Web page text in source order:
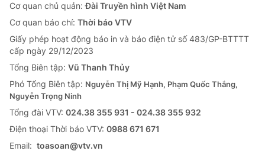
Cơ quan chủ quản:Đài Truyền hình Việt Nam
Cơ quan báo chí: Thời báo VTV
Giấy phép hoạt động báo in và báo điện tử số 483/GP-BTTTT
cấp ngày 29/12/2023
Tổng Biên tập: Vũ Thanh Thủy
Phó Tổng Biên tập: Nguyễn Thị Mỹ Hạnh, Phạm Quốc Thắng,
Nguyễn Trọng Ninh
Tổng đài VTV: 024.38 355 931 - 024.38 355 932
Ðiện thoại Thời báo VTV: 0988 671 671
Email: toasoan@vtv.vn